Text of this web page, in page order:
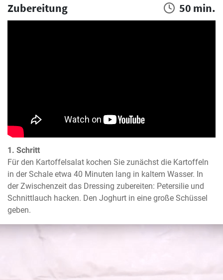
Zubereitung 50 min.
1. Schritt
Für den Kartoffelsalat kochen Sie zunächst die Kartoffeln
in der Schale etwa 40 Minuten lang in kaltem Wasser. In
der Zwischenzeit das Dressing zubereiten: Petersilie und
Schnittlauch hacken. Den Joghurt in eine große Schüssel
geben.